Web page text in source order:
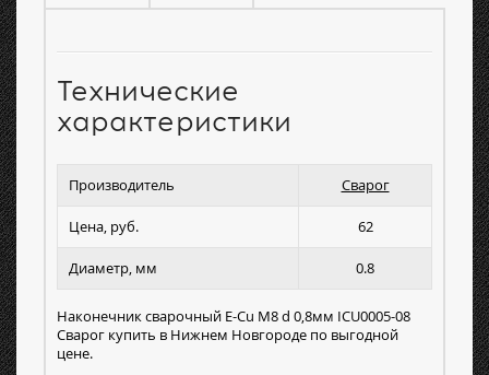
Технические
характеристики
Производитель Сварог
Цена, руб. 62
Диаметр, мм 0.8
Наконечник сварочный E-Cu М8 d 0,8мм ICU0005-08
Сварог купить в Нижнем Новгороде по выгодной
цене.